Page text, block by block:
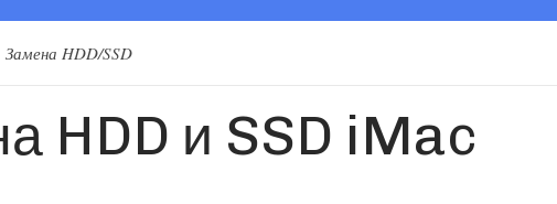
Замена HDD/SSD
HDD и SSD iMac